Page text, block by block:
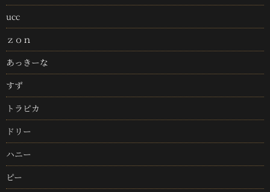
ucc
ｚｏｎ
あっきーな
すず
トラピカ
ドリー
ハニー
ピー